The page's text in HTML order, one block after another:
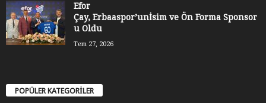
Efor
Çay, Erbaaspor’unİsim ve Ön Forma Sponsor
u Oldu
Tem 27, 2026
POPÜLER KATEGORİLER